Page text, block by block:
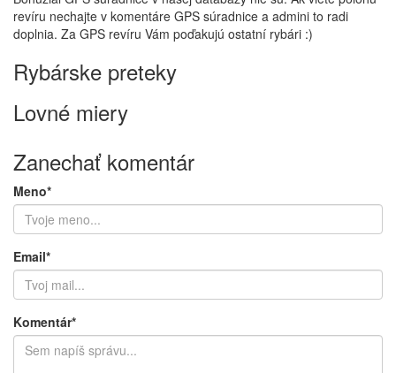
revíru nechajte v komentáre GPS súradnice a admini to radi
doplnia. Za GPS revíru Vám poďakujú ostatní rybári :)
Rybárske preteky
Lovné miery
Zanechať komentár
Meno*
Email*
Komentár*